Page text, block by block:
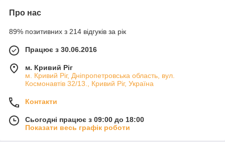
Про нас
89% позитивних з 214 відгуків за рік
Працює з 30.06.2016
м. Кривий Ріг
м. Кривий Ріг, Дніпропетровська область, вул.
Космонавтів 32/13., Кривий Ріг, Україна
Контакти
Сьогодні працює з 09:00 до 18:00
Показати весь графік роботи